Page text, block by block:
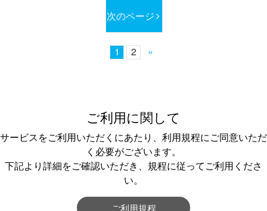
次のページ
1 2 »
ご利用に関して
サービスをご利用いただくにあたり、利用規程にご同意いただ
く必要がございます。
下記より詳細をご確認いただき、規程に従ってご利用くださ
い。
ご利用規程